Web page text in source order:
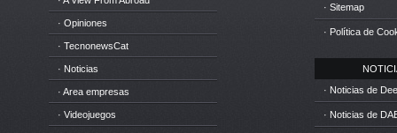
· Opiniones
· TecnonewsCat
· Noticias
· Area empresas
· Videojuegos
· Sitemap
· Política de
· Noticias de
· Noticias de